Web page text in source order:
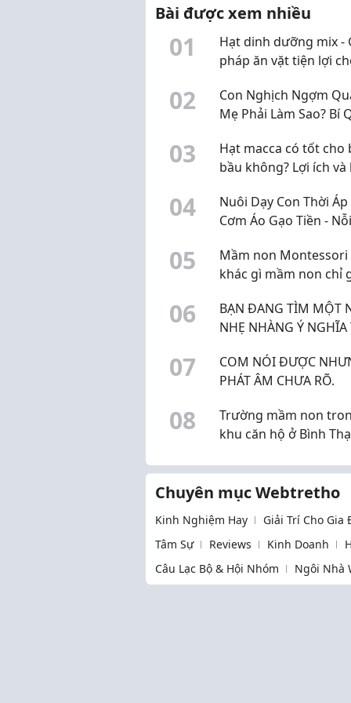
cân bằng, sữa bầu là
nguồn bổ sung...
Bài được xem nhiều
01
Hạt dinh dưỡng mix -
pháp ăn vặt tiện lợi
02
Con Nghịch Ngợm
Mẹ Phải Làm Sao? Bí
Không Cần La Hét
03
Hạt macca có tốt cho
bầu không? Lợi ích và
04
Nuôi Dạy Con Thời Áp
Cơm Áo Gạo Tiền -
Giúp Bé Phát Triển
Diện
05
Mầm non Montessori
khác gì mầm non chỉ
06
BẠN ĐANG TÌM MỘT
NHẸ NHÀNG Ý NGHĨA THU
07
COM NÓI ĐƯỢC
PHÁT ÂM CHƯA RÕ.
08
Trường mầm non
khu căn hộ ở Bình
Chuyên mục Webtretho
Kinh Nghiệm Hay Giải Trí Cho Gia
Tâm Sự
Reviews Kinh Doanh
Câu Lạc Bộ & Hội Nhóm
Ngôi Nhà